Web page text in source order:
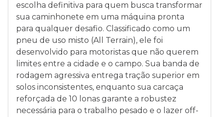
escolha definitiva para quem busca transformar
sua caminhonete em uma máquina pronta
para qualquer desafio. Classificado como um
pneu de uso misto (All Terrain), ele foi
desenvolvido para motoristas que não querem
limites entre a cidade e o campo. Sua banda de
rodagem agressiva entrega tração superior em
solos inconsistentes, enquanto sua carcaça
reforçada de 10 lonas garante a robustez
necessária para o trabalho pesado e o lazer off-